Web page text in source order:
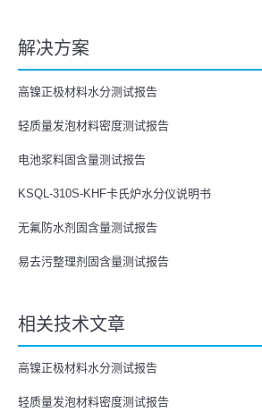
解决方案
高镍正极材料水分测试报告
轻质量发泡材料密度测试报告
电池浆料固含量测试报告
KSQL-310S-KHF卡氏炉水分仪说明书
无氟防水剂固含量测试报告
易去污整理剂固含量测试报告
相关技术文章
高镍正极材料水分测试报告
轻质量发泡材料密度测试报告